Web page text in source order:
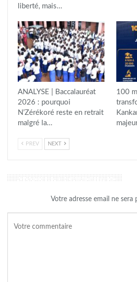
liberté, mais…
ANALYSE | Baccalauréat
2026 : pourquoi
N’Zérékoré reste en retrait
malgré la…
100
PREV NEXT
LAISSER UN COMMENTAIRE
Votre adresse email ne sera